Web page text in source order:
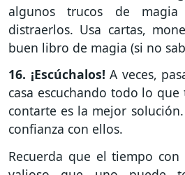
algunos trucos de
distraerlos. Usa cartas,
buen libro de magia (si no
16. ¡Escúchalos! A veces,
casa escuchando todo lo
contarte es la mejor
confianza con ellos.
Recuerda que el tiempo